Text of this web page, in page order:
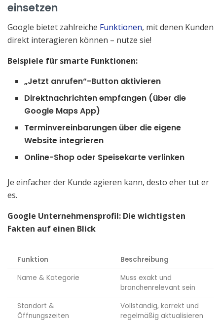
einsetzen
Google bietet zahlreiche Funktionen, mit denen Kunden
direkt interagieren können – nutze sie!
Beispiele für smarte Funktionen:
„Jetzt anrufen“-Button aktivieren
Direktnachrichten empfangen (über die
Google Maps App)
Terminvereinbarungen über die eigene
Website integrieren
Online-Shop oder Speisekarte verlinken
Je einfacher der Kunde agieren kann, desto eher tut er
es.
Google Unternehmensprofil: Die wichtigsten
Fakten auf einen Blick
Funktion
Beschreibung
Name & Kategorie
Muss exakt und
branchenrelevant sein
Standort &
Öffnungszeiten
Vollständig, korrekt und
regelmäßig aktualisieren